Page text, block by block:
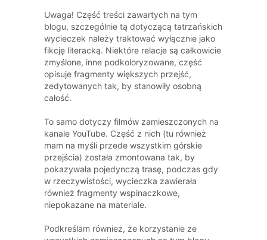
Uwaga! Część treści zawartych na tym
blogu, szczególnie tą dotyczącą tatrzańskich
wycieczek należy traktować wyłącznie jako
fikcję literacką. Niektóre relacje są całkowicie
zmyślone, inne podkoloryzowane, część
opisuje fragmenty większych przejść,
zedytowanych tak, by stanowiły osobną
całość.
To samo dotyczy filmów zamieszczonych na
kanale YouTube. Część z nich (tu również
mam na myśli przede wszystkim górskie
przejścia) została zmontowana tak, by
pokazywała pojedynczą trasę, podczas gdy
w rzeczywistości, wycieczka zawierała
również fragmenty wspinaczkowe,
niepokazane na materiale.
Podkreślam również, że korzystanie ze